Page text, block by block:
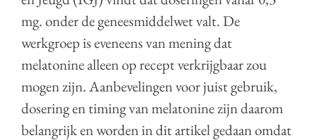
mg. onder de geneesmiddelwet valt. De
werkgroep is eveneens van mening dat
melatonine alleen op recept verkrijgbaar zou
mogen zijn. Aanbevelingen voor juist gebruik,
dosering en timing van melatonine zijn daarom
belangrijk en worden in dit artikel gedaan omdat